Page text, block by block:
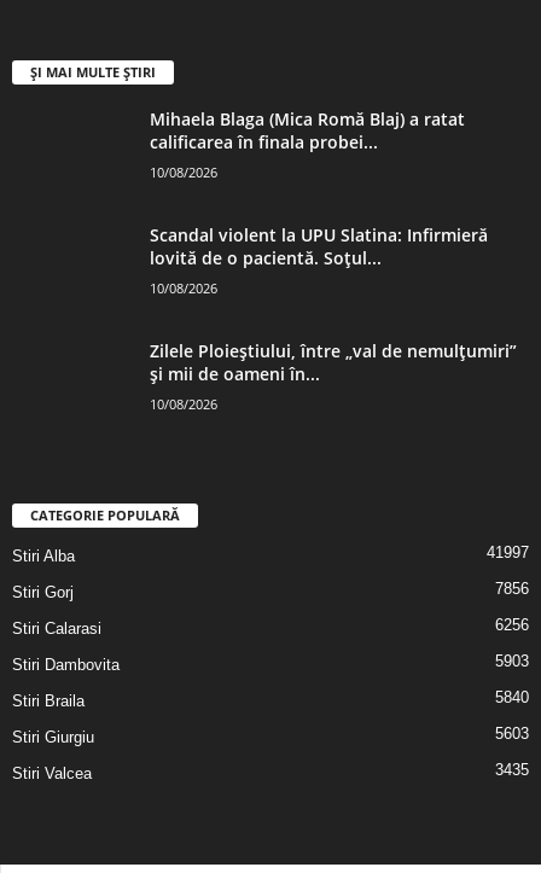
ȘI MAI MULTE ȘTIRI
Mihaela Blaga (Mica Romă Blaj) a ratat
calificarea în finala probei...
10/08/2026
Scandal violent la UPU Slatina: Infirmieră
lovită de o pacientă. Soțul...
10/08/2026
Zilele Ploieștiului, între „val de nemulțumiri”
și mii de oameni în...
10/08/2026
CATEGORIE POPULARĂ
Stiri Alba 41997
Stiri Gorj 7856
Stiri Calarasi 6256
Stiri Dambovita 5903
Stiri Braila 5840
Stiri Giurgiu 5603
Stiri Valcea 3435